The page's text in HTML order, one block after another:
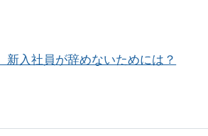
入社員が辞めないためには？